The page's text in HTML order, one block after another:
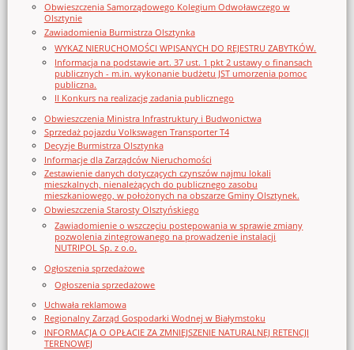
Obwieszczenia Samorządowego Kolegium Odwoławczego w
Olsztynie
Zawiadomienia Burmistrza Olsztynka
WYKAZ NIERUCHOMOŚCI WPISANYCH DO REJESTRU ZABYTKÓW.
Informacja na podstawie art. 37 ust. 1 pkt 2 ustawy o finansach
publicznych - m.in. wykonanie budżetu JST umorzenia pomoc
publiczna.
II Konkurs na realizację zadania publicznego
Obwieszczenia Ministra Infrastruktury i Budwonictwa
Sprzedaż pojazdu Volkswagen Transporter T4
Decyzje Burmistrza Olsztynka
Informacje dla Zarządców Nieruchomości
Zestawienie danych dotyczących czynszów najmu lokali
mieszkalnych, nienależących do publicznego zasobu
mieszkaniowego, w położonych na obszarze Gminy Olsztynek.
Obwieszczenia Starosty Olsztyńskiego
Zawiadomienie o wszczęciu postępowania w sprawie zmiany
pozwolenia zintegrowanego na prowadzenie instalacji
NUTRIPOL Sp. z o.o.
Ogłoszenia sprzedażowe
Ogłoszenia sprzedażowe
Uchwała reklamowa
Regionalny Zarząd Gospodarki Wodnej w Białymstoku
INFORMACJA O OPŁACIE ZA ZMNIEJSZENIE NATURALNEJ RETENCJI
TERENOWEJ